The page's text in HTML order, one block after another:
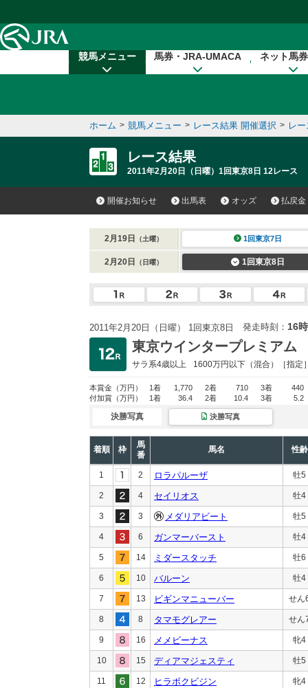
競馬メニュー 馬券・JRA-UMACA ネット馬
ホーム > 競馬メニュー > レース結果 開催選択 > レ
レース結果
2011年2月20日（日曜）1回東京8日 12レース
開催お知らせ 出馬表 オッズ 払戻金
2月19日 （土曜） 1回東京7日
2月20日 （日曜） 1回東京8日
2011年2月20日（日曜） 1回東京8日 発走時刻： 16
東京ウインタープレミアム
サラ系4歳以上 1600万円以下 （混合）［指定
本賞金 （万円） 1着 1,770 2着 710 3着
440
付加賞 （万円） 1着 36.4 2着 10.4 3着 5.2
決勝写真 決勝写真
着順 枠
馬
番
馬名 性齢
1 2 ロラパルーザ 牡5
2 4 セイリオス 牡4
3 3 メダリアビート 牡5
4 6 ガンマーバースト 牡4
5 14 ミダースタッチ 牡6
6 10 バルーン 牡4
7 13 ビギンマニューバー せん
8 8 タマモグレアー せん
9 16 メメビーナス 牝4
10 15 ディアマジェスティ 牡5
11 12 ヒラボクビジン 牝4